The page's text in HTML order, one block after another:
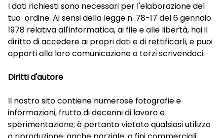
I dati richiesti sono necessari per l'elaborazione del
tuo ordine. Ai sensi della legge n. 78-17 del 6 gennaio
1978 relativa all'informatica, ai file e alle libertà, hai il
diritto di accedere ai propri dati e di rettificarli, e puoi
opporti alla loro comunicazione a terzi scrivendoci.
Diritti d'autore
Il nostro sito contiene numerose fotografie e
informazioni, frutto di decenni di lavoro e
sperimentazione; è pertanto vietato qualsiasi utilizzo